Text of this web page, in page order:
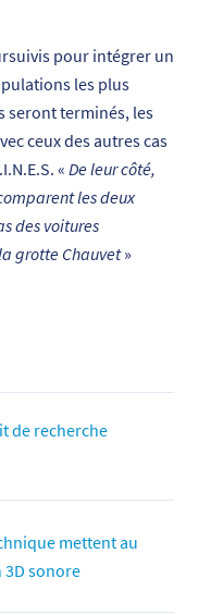
pour intégrer un
les plus
seront terminés, les
ceux des autres cas
« De leur côté,
les deux
des voitures
grotte Chauvet»
de recherche
mettent au
sonore